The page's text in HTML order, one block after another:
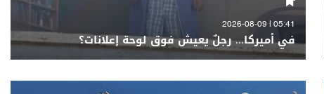
05:41 | 2026-08-09
في أميركا... رجلٌ يعيش فوق لوحة إعلانات؟